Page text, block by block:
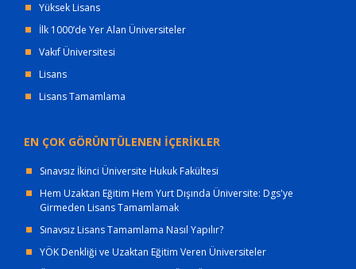
Yüksek Lisans
İlk 1000’de Yer Alan Üniversiteler
Vakıf Üniversitesi
Lisans
Lisans Tamamlama
EN ÇOK GÖRÜNTÜLENEN İÇERİKLER
Sınavsız İkinci Üniversite Hukuk Fakültesi
Hem Uzaktan Eğitim Hem Yurt Dışında Üniversite: Dgs'ye
Girmeden Lisans Tamamlamak
Sınavsız Lisans Tamamlama Nasıl Yapılır?
YÖK Denkliği ve Uzaktan Eğitim Veren Üniversiteler